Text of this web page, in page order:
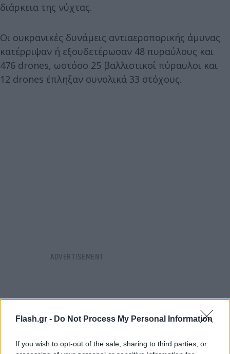
Flash.gr - Do Not Process My Personal Information
If you wish to opt-out of the sale, sharing to third parties, or
διάρκεια της νύχτας.
Οι ουκρανικές δυνάμεις αντιαεροπορικής άμυνας
κατέρριψαν ή εξουδετέρωσαν 48 πυραύλους και
476 drones, ωστόσο 25 βαλλιστικοί πύραυλοι και
12 drones έπληξαν συνολικά 33 στόχους.